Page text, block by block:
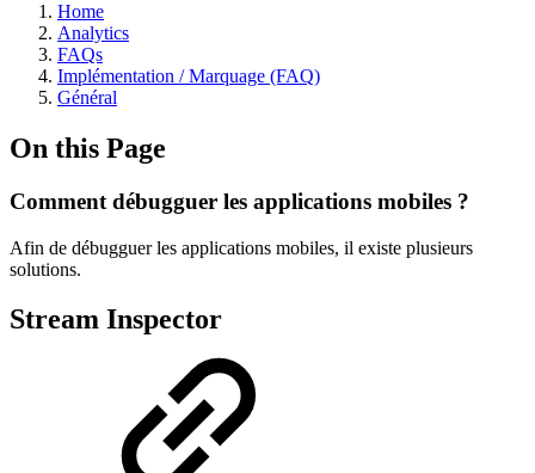
Home
Analytics
FAQs
Implémentation / Marquage (FAQ)
Général
On this Page
Comment débugguer les applications mobiles ?
Afin de débugguer les applications mobiles, il existe plusieurs
solutions.
Stream Inspector